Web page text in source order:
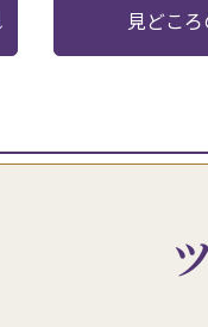
見どこ